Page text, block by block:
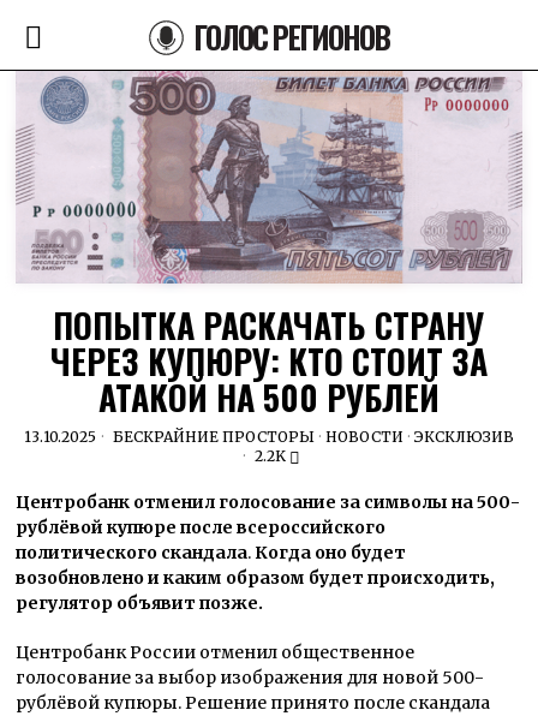
ГОЛОС РЕГИОНОВ
ПОПЫТКА РАСКАЧАТЬ СТРАНУ
ЧЕРЕЗ КУПЮРУ: КТО СТОИТ ЗА
АТАКОЙ НА 500 РУБЛЕЙ
13.10.2025 БЕСКРАЙНИЕ ПРОСТОРЫ · НОВОСТИ · ЭКСКЛЮЗИВ
2.2K
Центробанк отменил голосование за символы на 500-
рублёвой купюре после всероссийского
политического скандала. Когда оно будет
возобновлено и каким образом будет происходить,
регулятор объявит позже.
Центробанк России отменил общественное
голосование за выбор изображения для новой 500-
рублёвой купюры. Решение принято после скандала